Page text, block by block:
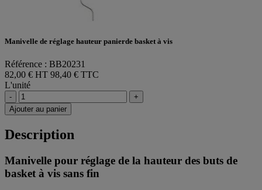
Manivelle de réglage hauteur panierde basket à vis
Référence : BB20231
82,00 € HT 98,40 € TTC
L'unité
-
+
Ajouter au panier
Description
Manivelle pour réglage de la hauteur des buts de
basket à vis sans fin